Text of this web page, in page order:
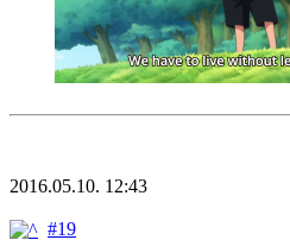
2016.05.10. 12:43
#19